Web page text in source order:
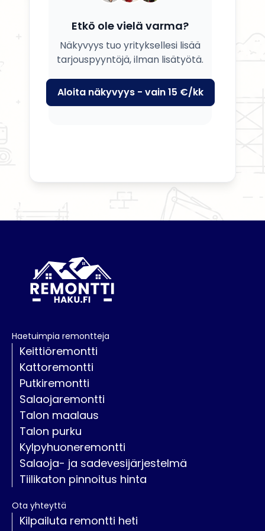
Etkö ole vielä varma?
Näkyvyys tuo yrityksellesi lisää
tarjouspyyntöjä, ilman lisätyötä.
Aloita näkyvyys - vain 15 €/kk
Haetuimpia remontteja
Keittiöremontti
Kattoremontti
Putkiremontti
Salaojaremontti
Talon maalaus
Talon purku
Kylpyhuoneremontti
Salaoja- ja sadevesijärjestelmä
Tiilikaton pinnoitus hinta
Ota yhteyttä
Kilpailuta remontti heti